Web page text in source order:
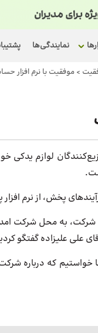
نمایندگی‌ها
> موفقیت با نرم افزار
پخش، از نرم
به محل شرکت
علی علیزاده گفتگو
خواستیم که درباره